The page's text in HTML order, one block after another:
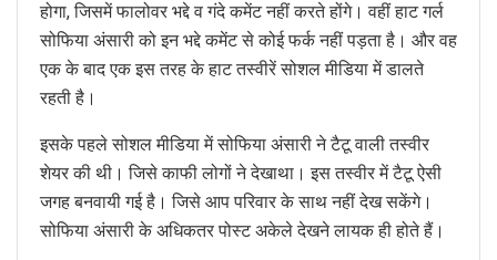
होगा, जिसमें फालोवर भद्दे व गंदे कमेंट नहीं करते होंगे। वहीं हाट गर्ल
सोफिया अंसारी को इन भद्दे कमेंट से कोई फर्क नहीं पड़ता है। और वह
एक के बाद एक इस तरह के हाट तस्वीरें सोशल मीडिया में डालते
रहती है।
इसके पहले सोशल मीडिया में सोफिया अंसारी ने टैटू वाली तस्वीर
शेयर की थी। जिसे काफी लोगों ने देखाथा। इस तस्वीर में टैटू ऐसी
जगह बनवायी गई है। जिसे आप परिवार के साथ नहीं देख सकेंगे।
सोफिया अंसारी के अधिकतर पोस्ट अकेले देखने लायक ही होते हैं।